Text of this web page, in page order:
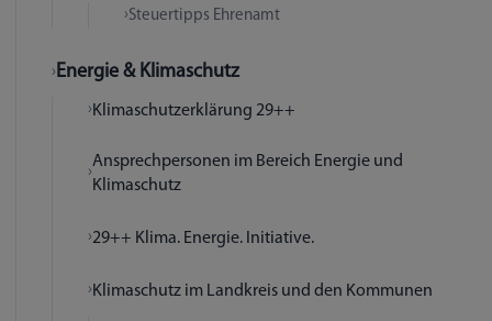
Steuertipps Ehrenamt
Energie & Klimaschutz
Klimaschutzerklärung 29++
Ansprechpersonen im Bereich Energie und
Klimaschutz
29++ Klima. Energie. Initiative.
Klimaschutz im Landkreis und den Kommunen